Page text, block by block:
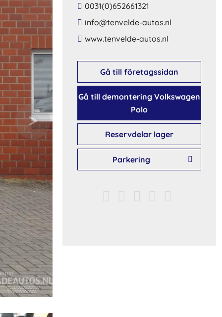
0031(0)652661321
​info​@​tenvelde​-​autos​.​nl​
​www​.​tenvelde​-​autos​.​nl​
Gå till företagssidan
Gå till demontering Volkswagen
Polo
Reservdelar lager
Parkering